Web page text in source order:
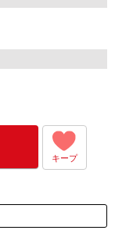
キープ